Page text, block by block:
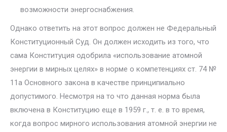
воз­можности энергоснабжения.
Однако ответить на этот вопрос должен не Федеральный
Конститу­ционный Суд. Он должен исходить из того, что
сама Конституция одоб­рила «использование атомной
энергии в мирных целях» в норме о ком­петенциях ст. 74 №
11а Основного закона в качестве принципиально
допустимого. Несмотря на то что данная норма была
включена в Кон­ституцию еще в 1959 г., т. е. в то время,
когда вопрос мирного исполь­зования атомной энергии не